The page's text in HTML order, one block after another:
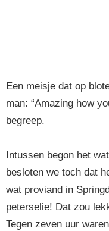
Een meisje dat op
man: “Amazing how
begreep.
Intussen begon het
besloten we toch dat
wat proviand in
peterselie! Dat zou
Tegen zeven uur